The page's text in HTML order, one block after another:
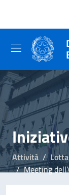
Attività Lotta
Meeting